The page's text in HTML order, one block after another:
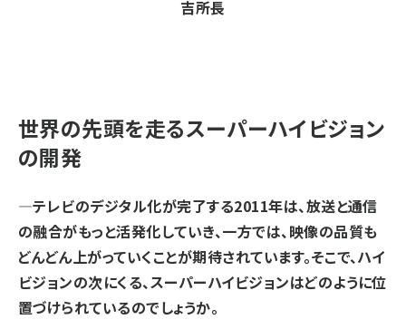
吉所長
世界の先頭を走るスーパーハイビジョン
の開発
—テレビのデジタル化が完了する2011年は、放送と通信
の融合がもっと活発化していき、一方では、映像の品質も
どんどん上がっていくことが期待されています。そこで、ハイ
ビジョンの次にくる、スーパーハイビジョンはどのように位
置づけられているのでしょうか。